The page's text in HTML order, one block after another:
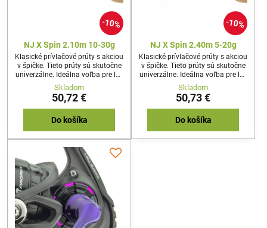
10%
NJ X Spin 2.10m 10-30g
Klasické prívlačové prúty s akciou
v špičke. Tieto prúty sú skutočne
univerzálne. Ideálna voľba pre lov
s gumovými nástrahami,
woblermi, plandavkami
i rotačkami.
Skladom
50,72 €
Do košíka
10%
NJ X Spin 2.40m 5-20g
Klasické prívlačové prúty s akciou
v špičke. Tieto prúty sú skutočne
univerzálne. Ideálna voľba pre lov
s gumovými nástrahami,
woblermi, plandavkami
i rotačkami.
Skladom
50,73 €
Do košíka